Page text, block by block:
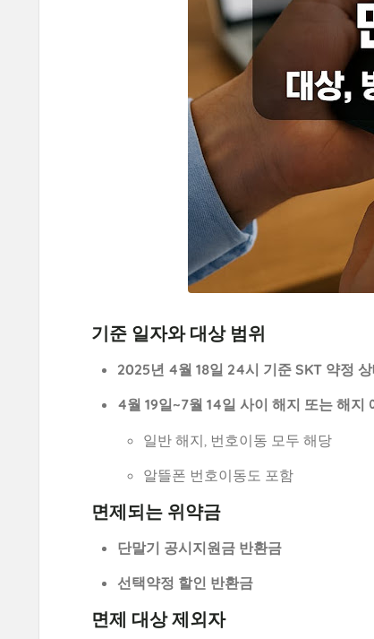
기준 일자와 대상 범위
2025년 4월 18일 24시 기준 SKT 약정
4월 19일~7월 14일 사이 해지 또는 해지
일반 해지, 번호이동 모두 해당
알뜰폰 번호이동도 포함
면제되는 위약금
단말기 공시지원금 반환금
선택약정 할인 반환금
면제 대상 제외자